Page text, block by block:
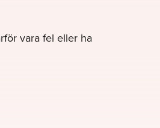
vara fel eller ha